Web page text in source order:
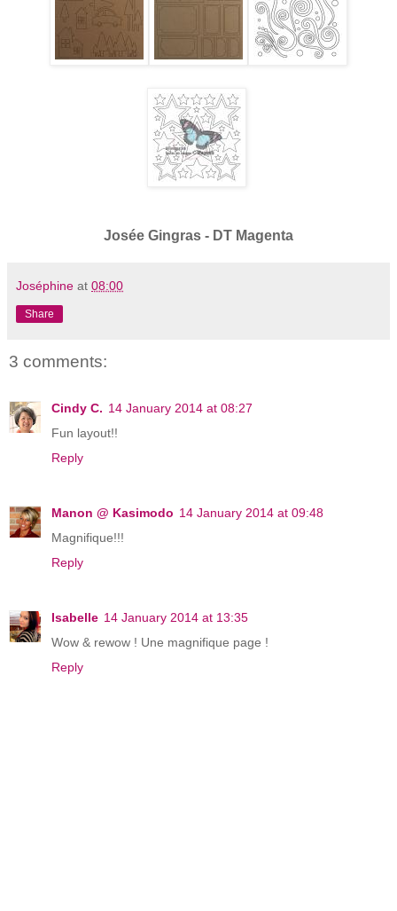
Josée Gingras - DT Magenta
Joséphine at 08:00
Share
3 comments:
Cindy C. 14 January 2014 at 08:27
Fun layout!!
Reply
Manon @ Kasimodo 14 January 2014 at 09:48
Magnifique!!!
Reply
Isabelle 14 January 2014 at 13:35
Wow & rewow ! Une magnifique page !
Reply